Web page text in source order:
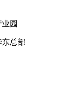
园
总部